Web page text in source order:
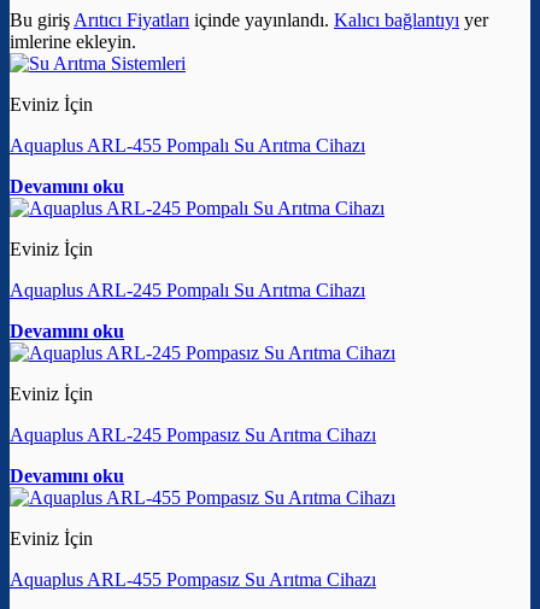
Bu girişArıtıcı Fiyatları içinde yayınlandı. Kalıcı bağlantıyı yer
imlerine ekleyin.
Eviniz İçin
Aquaplus ARL-455 Pompalı Su Arıtma Cihazı
Devamını oku
Eviniz İçin
Aquaplus ARL-245 Pompalı Su Arıtma Cihazı
Devamını oku
Eviniz İçin
Aquaplus ARL-245 Pompasız Su Arıtma Cihazı
Devamını oku
Eviniz İçin
Aquaplus ARL-455 Pompasız Su Arıtma Cihazı